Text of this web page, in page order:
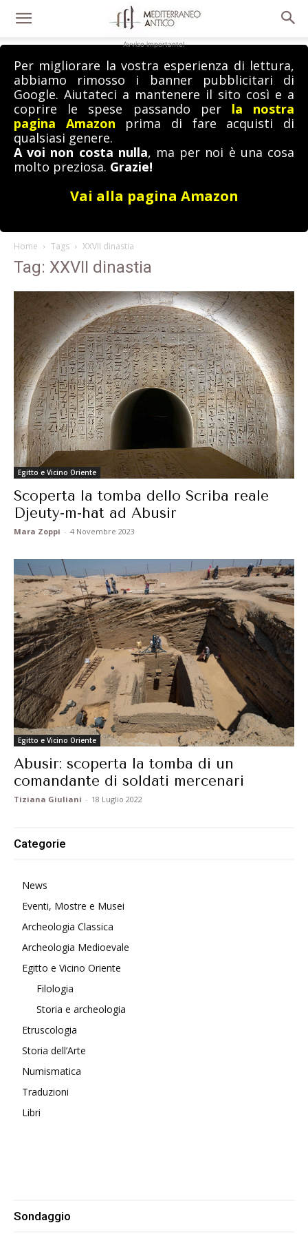
Avviso importante!
Per migliorare la vostra esperienza di lettura,
abbiamo rimosso i banner pubblicitari di
Google. Aiutateci a mantenere il sito così e a
coprire le spese passando per la nostra
pagina Amazon prima di fare acquisti di
qualsiasi genere.
A voi non costa nulla, ma per noi è una cosa
molto preziosa. Grazie!
Vai alla pagina Amazon
Home Tags XXVII dinastia
Tag: XXVII dinastia
Egitto e Vicino Oriente
Scoperta la tomba dello Scriba reale
Djeuty-m-hat ad Abusir
Mara Zoppi - 4 Novembre 2023
Egitto e Vicino Oriente
Abusir: scoperta la tomba di un
comandante di soldati mercenari
Tiziana Giuliani - 18 Luglio 2022
Categorie
News
Eventi, Mostre e Musei
Archeologia Classica
Archeologia Medioevale
Egitto e Vicino Oriente
Filologia
Storia e archeologia
Etruscologia
Storia dell’Arte
Numismatica
Traduzioni
Libri
Sondaggio